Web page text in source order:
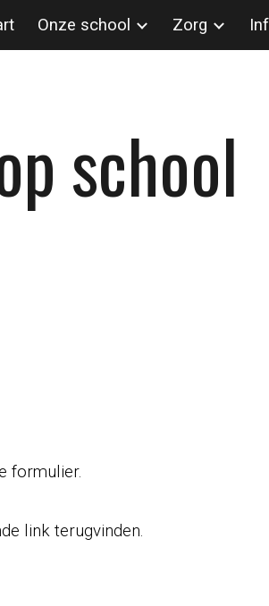
Skip to navigation
Onze school Zorg
school
formulier.
link terugvinden.